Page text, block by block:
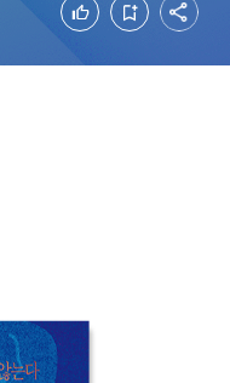
좋아요 북마크